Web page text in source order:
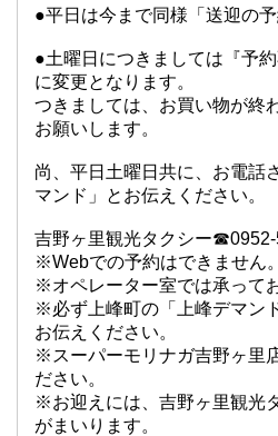
●平日は今まで同様「送迎の予
●土曜日につきましては『予
に変更となります。
つきましては、お買い物が終
お願いします。
尚、平日土曜日共に、お電話
マンド」とお伝えください。
吉野ヶ里観光タクシー
※Webでの予約はできません。
※オペレーター室では承って
※必ず上峰町の「上峰デマン
お伝えください。
※スーパーモリナガ吉野ヶ里
ださい。
※お迎えには、吉野ヶ里観光
がまいります。